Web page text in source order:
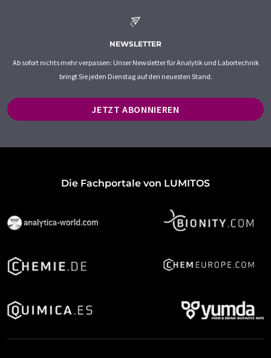
NEWSLETTER
Ab sofort nichts mehr verpassen: Unser Newsletter für Analytik und Labortechnik
bringt Sie jeden Dienstag auf den neuesten Stand.
JETZT ABONNIEREN
Die Fachportale von LUMITOS